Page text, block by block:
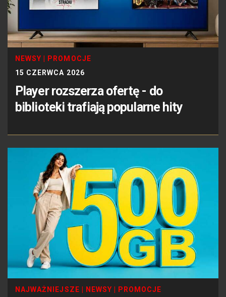
NEWSY
PROMOCJE
15 CZERWCA 2026
Player rozszerza ofertę - do
biblioteki trafiają popularne hity
NAJWAŻNIEJSZE NEWSY
PROMOCJE